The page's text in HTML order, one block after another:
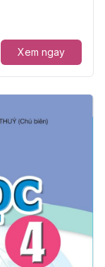
Xem ngay